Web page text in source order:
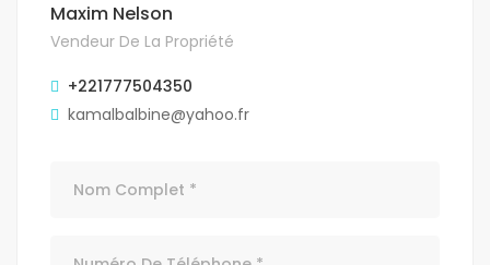
Maxim Nelson
Vendeur De La Propriété
+221777504350
kamalbalbine@yahoo.fr